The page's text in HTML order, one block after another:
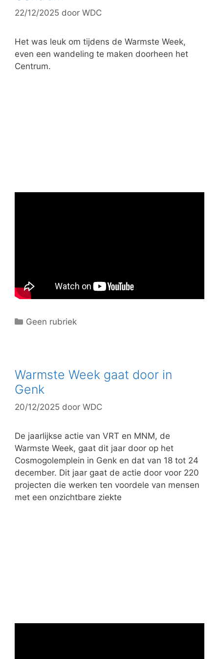
i
ë
n
22/12/2025 door WDC
Het was leuk om tijdens de Warmste Week,
even een wandeling te maken doorheen het
Centrum.
C
g
r
i
ë
n
Geen rubriek
Warmste Week gaat door in
Genk
20/12/2025 door WDC
De jaarlijkse actie van VRT en MNM, de
Warmste Week, gaat dit jaar door op het
Cosmogolemplein in Genk en dat van 18 tot 24
december. Dit jaar gaat de actie door voor 220
projecten die werken ten voordele van mensen
met een onzichtbare ziekte